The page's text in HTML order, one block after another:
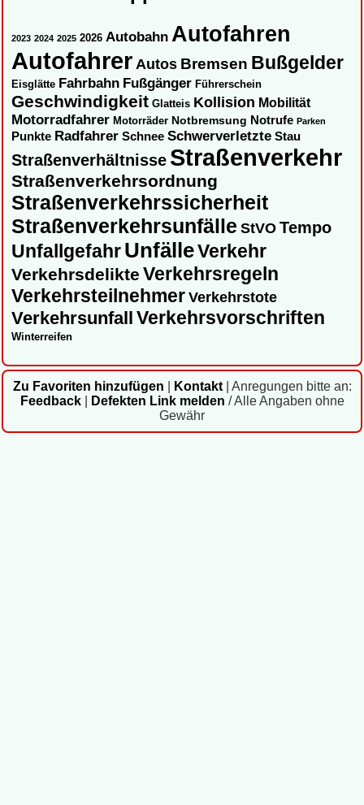
2023 2024 2025 2026 Autobahn Autofahren
AutofahrerAutos Bremsen Bußgelder
Eisglätte Fahrbahn Fußgänger Führerschein
Geschwindigkeit Glatteis Kollision Mobilität
Motorradfahrer Motorräder Notbremsung Notrufe Parken
Punkte Radfahrer Schnee Schwerverletzte Stau
Straßenverhältnisse Straßenverkehr
Straßenverkehrsordnung
Straßenverkehrssicherheit
Straßenverkehrsunfälle StVOTempo
UnfallgefahrUnfälleVerkehr
Verkehrsdelikte Verkehrsregeln
Verkehrsteilnehmer Verkehrstote
Verkehrsunfall Verkehrsvorschriften
Winterreifen
Zu Favoriten hinzufügen Kontakt| Anregungen bitte an:
Feedback| Defekten Link melden / Alle Angaben ohne
Gewähr